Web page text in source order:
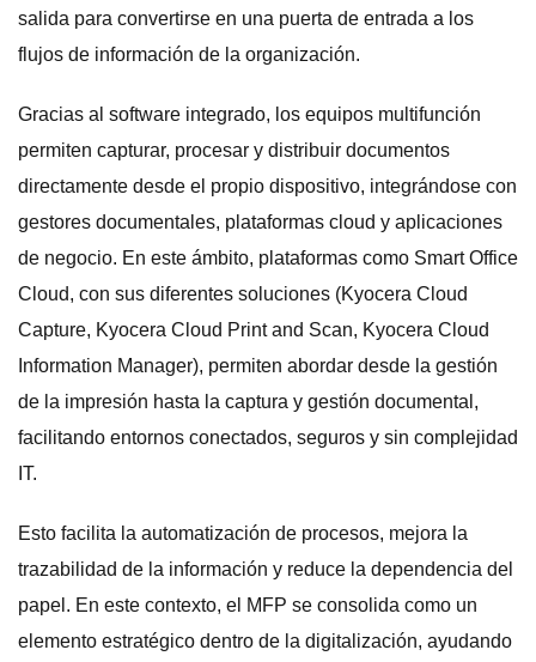
salida para convertirse en una puerta de entrada a los
flujos de información de la organización.
Gracias al software integrado, los equipos multifunción
permiten capturar, procesar y distribuir documentos
directamente desde el propio dispositivo, integrándose con
gestores documentales, plataformas cloud y aplicaciones
de negocio. En este ámbito, plataformas como Smart Office
Cloud, con sus diferentes soluciones (Kyocera Cloud
Capture, Kyocera Cloud Print and Scan, Kyocera Cloud
Information Manager), permiten abordar desde la gestión
de la impresión hasta la captura y gestión documental,
facilitando entornos conectados, seguros y sin complejidad
IT.
Esto facilita la automatización de procesos, mejora la
trazabilidad de la información y reduce la dependencia del
papel. En este contexto, el MFP se consolida como un
elemento estratégico dentro de la digitalización, ayudando